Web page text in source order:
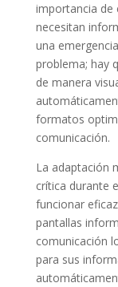
importancia de
necesitan
una
problema; hay
de manera
formatos
comunicación.
La adaptación
crítica durante
funcionar
pantallas
comunicación
para sus